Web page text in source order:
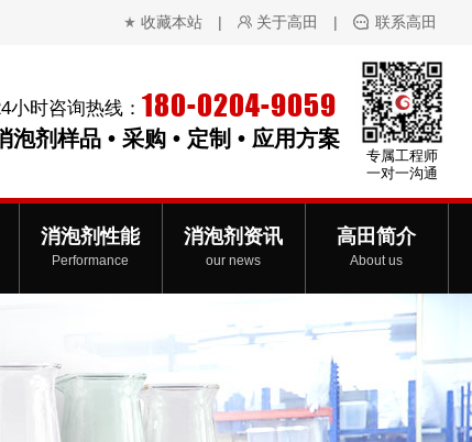
收藏本站 | 关于高田 | 联系高田
小时咨询热线： 180-0204-9059
泡剂样品 • 采购 • 定制 • 应用方案
专属工程师
一对一沟通
消泡剂性能
Performance
消泡剂资讯
our news
高田简介
About us